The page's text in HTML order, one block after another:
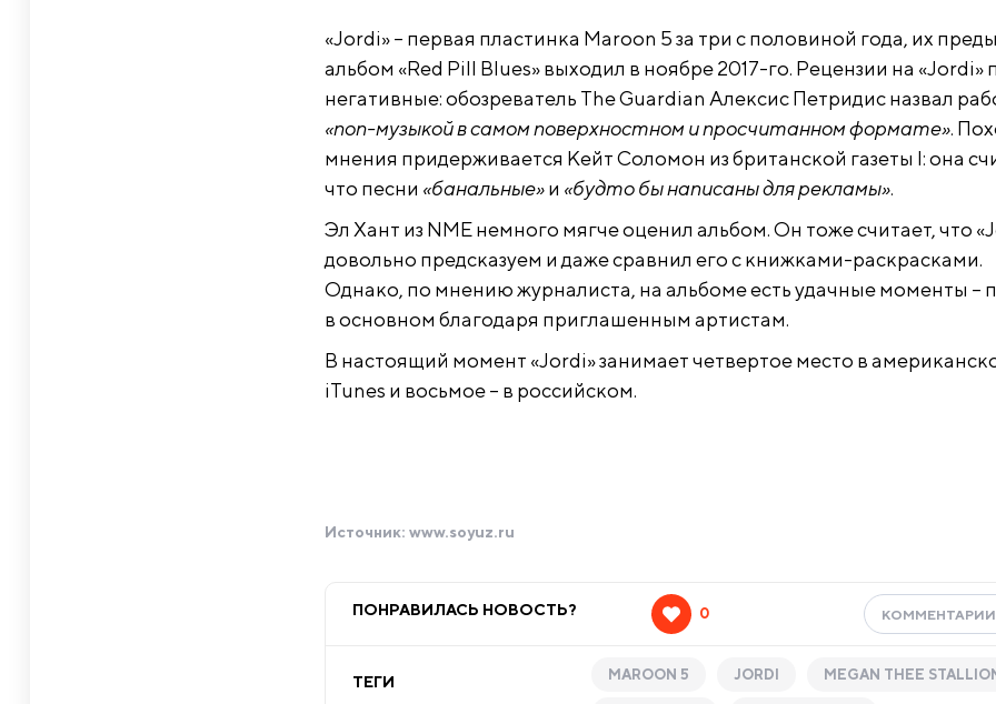
«Jordi» – первая пластинка Maroon 5 за три с половиной года, их
альбом «Red Pill Blues» выходил в ноябре 2017-го. Рецензии на «Jordi»
негативные: обозреватель The Guardian Алексис Петридис назвал
«поп-музыкой в самом поверхностном и просчитанном формате».
мнения придерживается Кейт Соломон из британской газеты I: она
что песни «банальные»и «будто бы написаны для рекламы».
Эл Хант из NME немного мягче оценил альбом. Он тоже считает, что
довольно предсказуем и даже сравнил его с книжками-раскрасками.
Однако, по мнению журналиста, на альбоме есть удачные моменты –
в основном благодаря приглашенным артистам.
В настоящий момент «Jordi» занимает четвертое место в
iTunes и восьмое – в российском.
Источник: www.soyuz.ru
ПОНРАВИЛАСЬ НОВОСТЬ? 0 КОММЕНТАРИИ
ТЕГИ MAROON 5 JORDI MEGAN THEE